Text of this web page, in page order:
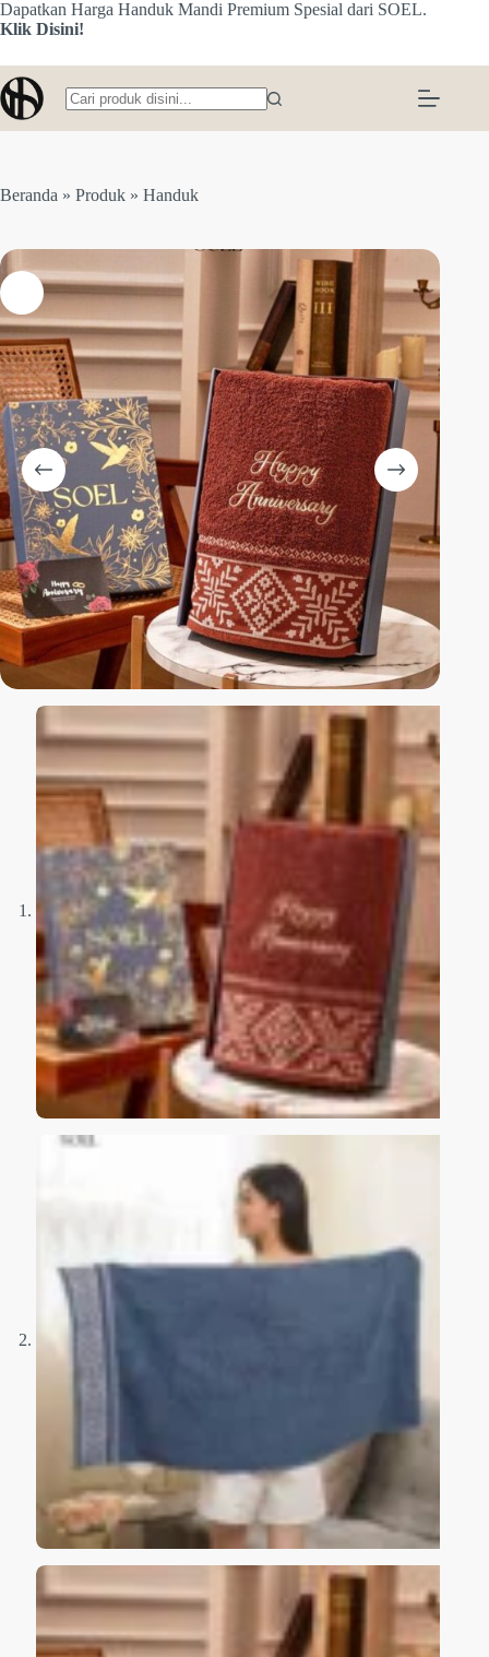
Skip
to
Dapatkan Harga Handuk Mandi Premium Spesial dari SOEL.
Klik Disini!
Beranda » Produk » Handuk